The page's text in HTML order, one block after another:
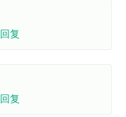
回复
回复